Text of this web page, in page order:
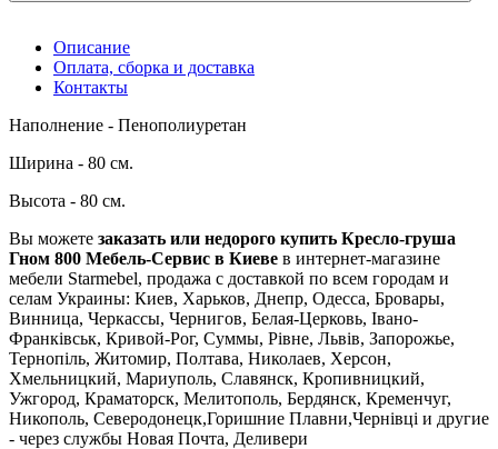
Описание
Оплата, сборка и доставка
Контакты
Наполнение - Пенополиуретан
Ширина - 80 см.
Высота - 80 см.
Вы можете заказать или недорого купить Кресло-груша
Гном 800 Мебель-Сервис в Киеве в интернет-магазине
мебели Starmebel, продажа с доставкой по всем городам и
селам Украины: Киев, Харьков, Днепр, Одесса, Бровары,
Винница, Черкассы, Чернигов, Белая-Церковь, Івано-
Франківськ, Кривой-Рог, Суммы, Рівне, Львів, Запорожье,
Тернопіль, Житомир, Полтава, Николаев, Херсон,
Хмельницкий, Мариуполь, Славянск, Кропивницкий,
Ужгород, Краматорск, Мелитополь, Бердянск, Кременчуг,
Никополь, Северодонецк,Горишние Плавни,Чернівці и другие
- через службы Новая Почта, Деливери